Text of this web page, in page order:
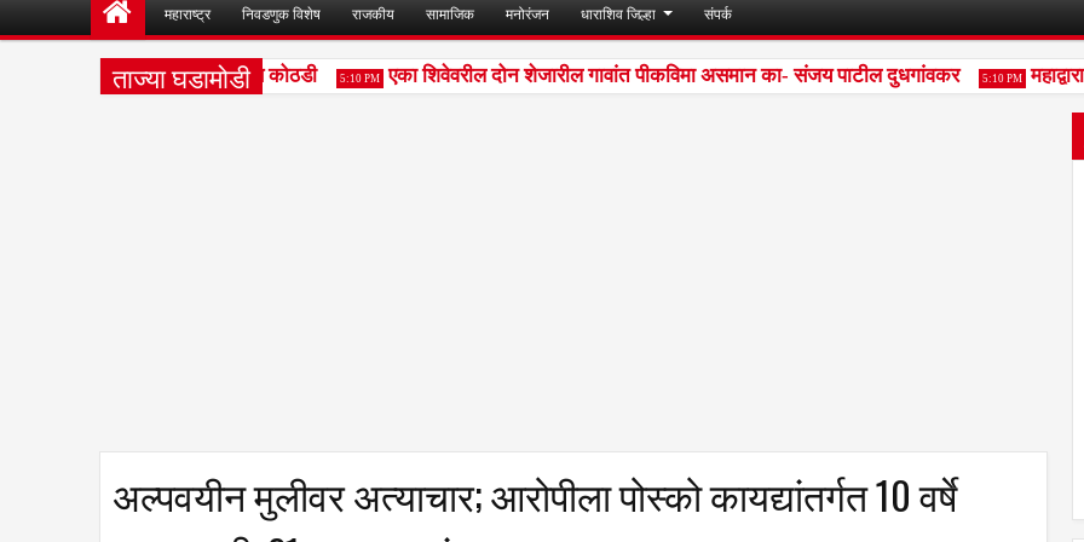
महाराष्ट्र निवडणुक विशेष राजकीय सामाजिक मनोरंजन धाराशिव जिल्हा संपर्क
ताज्या घडामोडी
सोमवारपर्यंत वाढीव पोलिस कोठडी 5:10 PM एका शिवेवरील दोन शेजारील गावांत पीकविमा असमान का- संजय पाटील दुधगांवकर 5:10 PM
अल्पवयीन मुलीवर अत्याचार; आरोपीला पोस्को कायद्यांतर्गत 10 वर्षे